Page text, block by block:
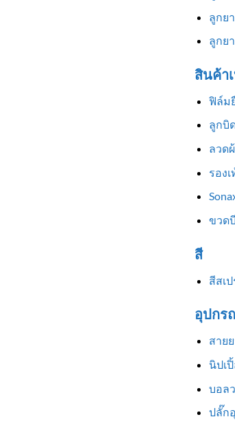
ลูกย
ลูกย
สินค้า
ฟิล์ม
ลูกบิ
ลวด
รอง
ขวด
สี
สีสเ
อุปกร
สาย
นิปเ
บอล
ปลั๊ก